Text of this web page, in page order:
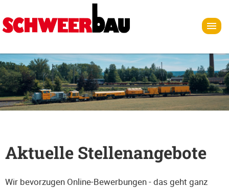
Aktuelle Stellenangebote
Wir bevorzugen Online-Bewerbungen - das geht ganz